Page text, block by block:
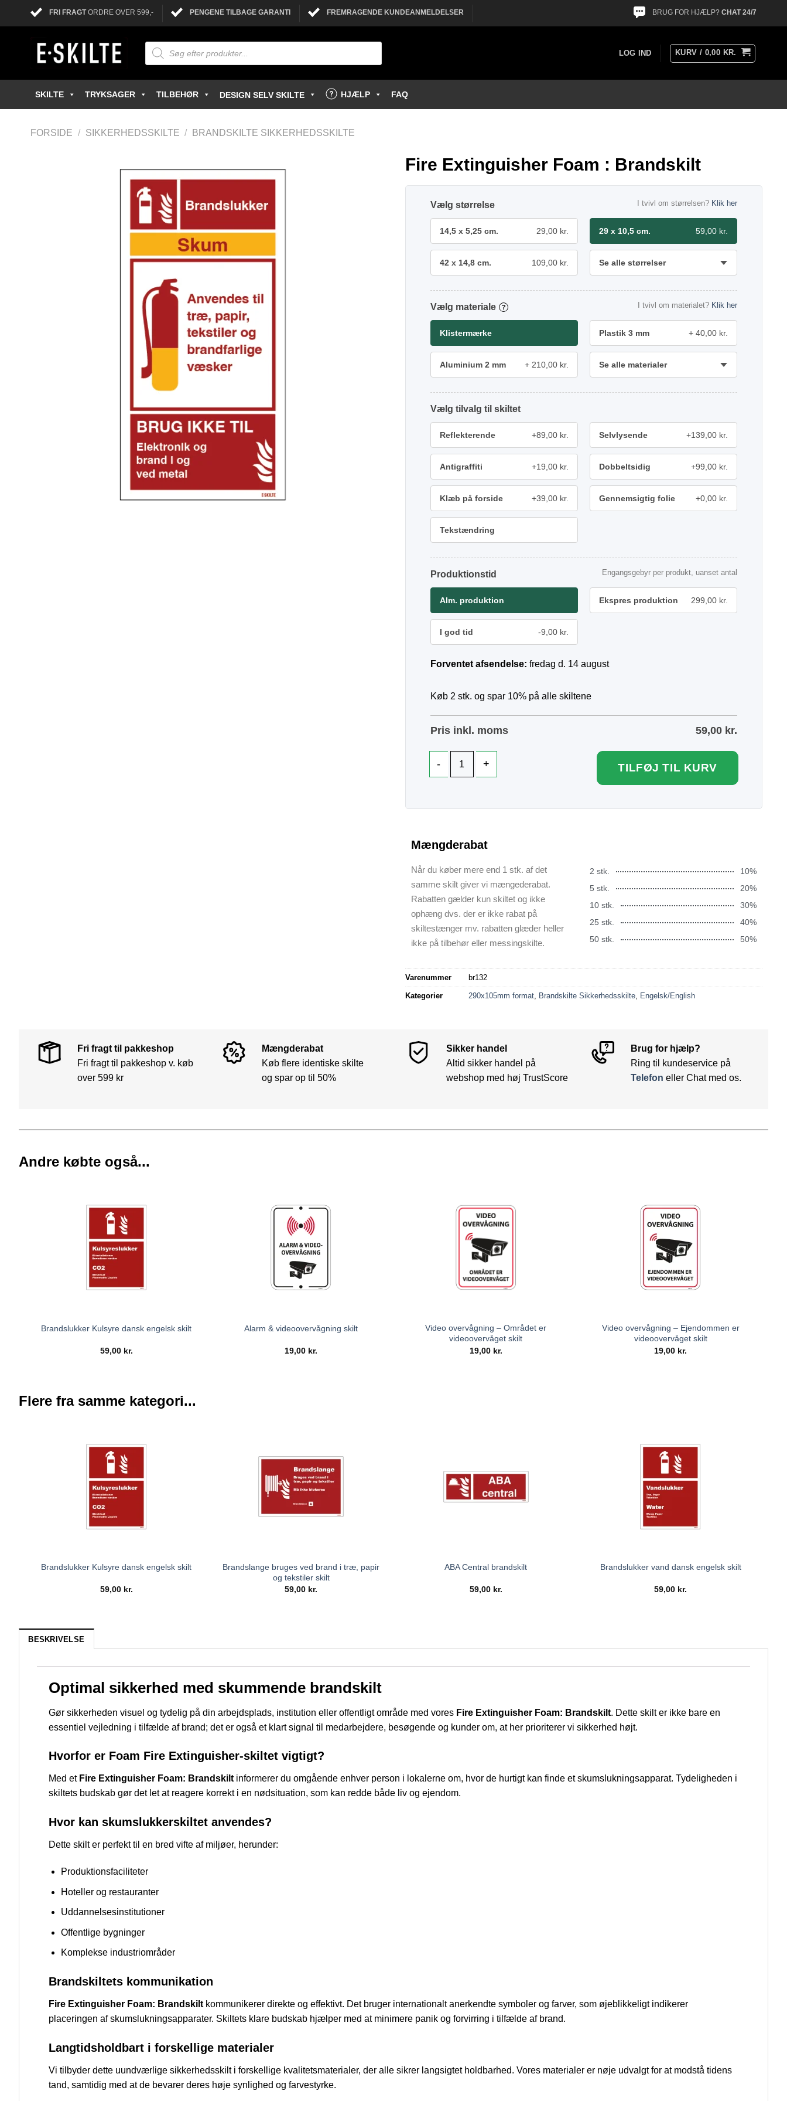
FRI FRAGTORDRE OVER 599,- PENGENE TILBAGE GARANTI FREMRAGENDE KUNDEANMELDELSER BRUG FOR HJÆLP? CHAT 24/7
LOG IND KURV / 0,00 KR.
SKILTE TRYKSAGER TILBEHØR DESIGN SELV SKILTE HJÆLP FAQ
FORSIDE / SIKKERHEDSSKILTE / BRANDSKILTE SIKKERHEDSSKILTE
Fire Extinguisher Foam : Brandskilt
størrelse I tvivl om størrelsen? Klik her
14,5 x 5,25 cm. 29,00 kr. 29 x 10,5 cm. 59,00 kr.
42 x 14,8 cm. 109,00 kr. Se alle størrelser
materiale ? I tvivl om materialet? Klik her
Klistermærke Plastik 3 mm 40,00 kr.
Aluminium 2 mm 210,00 kr. Se alle materialer
tilvalg
Reflekterende +89,00 kr. Selvlysende +139,00 kr.
Antigraffiti +19,00 kr. Dobbeltsidig +99,00 kr.
Klæb på forside +39,00 kr. Gennemsigtig folie +0,00 kr.
Tekstændring
Produktionstid Engangsgebyr per produkt, uanset antal
Alm. produktion Ekspres produktion 299,00 kr.
I god tid -9,00 kr.
Forventet afsendelse: fredag d. 14 august
Køb 2 stk. og spar 10% på alle skiltene
Pris inkl. moms 59,00 kr.
TILFØJ TIL KURV
Mængderabat
Når du køber mere end 1 stk. af det
samme skilt giver vi mængederabat.
Rabatten gælder kun skiltet og ikke
ophæng dvs. der er ikke rabat på
skiltestænger mv. rabatten glæder heller
ikke på tilbehør eller messingskilte.
2 stk.
10%
5 stk.
20%
10 stk.
30%
25 stk.
40%
50 stk.
50%
Varenummer br132
Kategorier 290x105mm format Brandskilte Sikkerhedsskilte Engelsk/English
Fri fragt til pakkeshop
Fri fragt til pakkeshop v. køb
over 599 kr
Mængderabat
Køb flere identiske skilte
og spar op til 50%
Sikker handel
Altid sikker handel på
webshop med høj TrustScore
Brug for hjælp?
Ring til kundeservice på
Telefon eller Chat med os.
Andre købte også...
Brandslukker Kulsyre dansk engelsk skilt
59,00 kr.
Alarm & videoovervågning skilt
19,00 kr.
Video overvågning – Området er
videoovervåget skilt
19,00 kr.
Video overvågning – Ejendommen er
videoovervåget skilt
19,00 kr.
Flere fra samme kategori...
Brandslukker Kulsyre dansk engelsk skilt
59,00 kr.
Brandslange bruges ved brand i træ, papir
og tekstiler skilt
59,00 kr.
ABA Central brandskilt
59,00 kr.
Brandslukker vand dansk engelsk skilt
59,00 kr.
BESKRIVELSE
Optimal sikkerhed med skummende brandskilt
Gør sikkerheden visuel og tydelig på din arbejdsplads, institution eller offentligt område med vores Fire Extinguisher Foam: Brandskilt. Dette skilt er ikke bare en
essentiel vejledning i tilfælde af brand; det er også et klart signal til medarbejdere, besøgende og kunder om, at her prioriterer vi sikkerhed højt.
Hvorfor er Foam Fire Extinguisher-skiltet vigtigt?
Med et Fire Extinguisher Foam: Brandskilt informerer du omgående enhver person i lokalerne om, hvor de hurtigt kan finde et skumslukningsapparat. Tydeligheden i
skiltets budskab gør det let at reagere korrekt i en nødsituation, som kan redde både liv og ejendom.
Hvor kan skumslukkerskiltet anvendes?
Dette skilt er perfekt til en bred vifte af miljøer, herunder:
Produktionsfaciliteter
Hoteller og restauranter
Uddannelsesinstitutioner
Offentlige bygninger
Komplekse industriområder
Brandskiltets kommunikation
Fire Extinguisher Foam: Brandskilt kommunikerer direkte og effektivt. Det bruger internationalt anerkendte symboler og farver, som øjeblikkeligt indikerer
placeringen af skumslukningsapparater. Skiltets klare budskab hjælper med at minimere panik og forvirring i tilfælde af brand.
Langtidsholdbart i forskellige materialer
Vi tilbyder dette uundværlige sikkerhedsskilt i forskellige kvalitetsmaterialer, der alle sikrer langsigtet holdbarhed. Vores materialer er nøje udvalgt for at modstå tidens
tand, samtidig med at de bevarer deres høje synlighed og farvestyrke.